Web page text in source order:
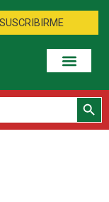
SUSCRIBIRME
Botón de